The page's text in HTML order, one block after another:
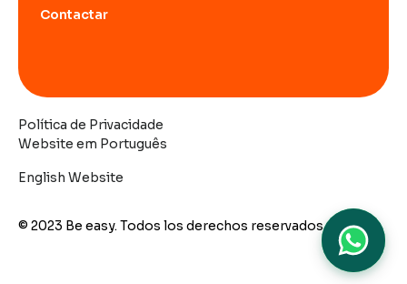
Contactar
© 2023 Be easy. Todos los derechos reservados.
Website em Português
English Website
Política de Privacidade